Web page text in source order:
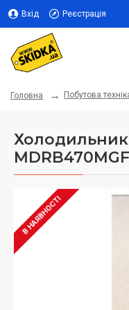
Вхід Реєстрація
Головна Побутова
В НАЯВНОСТІ